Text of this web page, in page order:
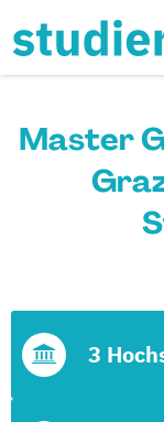
Master
3